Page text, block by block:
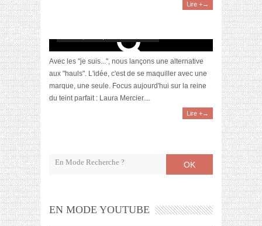
Lire +→
Avec les "je suis...", nous lançons une alternative
aux "hauls". L'idée, c'est de se maquiller avec une
marque, une seule. Focus aujourd'hui sur la reine
du teint parfait : Laura Mercier....
Lire +→
OK
EN MODE YOUTUBE